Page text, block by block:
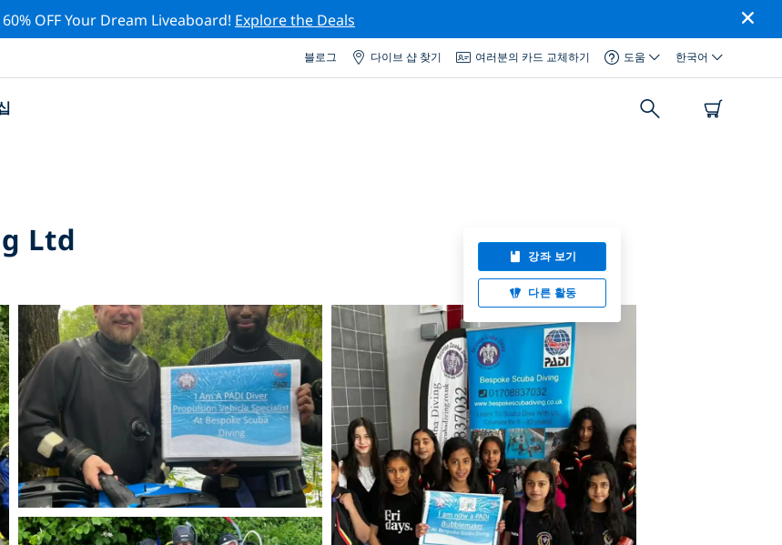
OFF Your Dream Liveaboard! Explore the Deals
블로그 다이브 샵 찾기 여러분의 카드 교체하기 도움 한국어
Ltd 강좌 보기
다른 활동